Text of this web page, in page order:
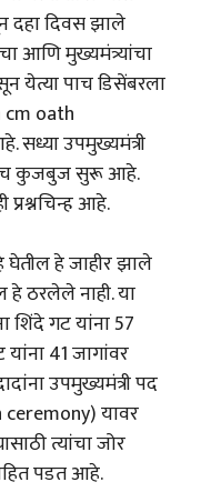
दहा दिवस झाले
आणि मुख्यमंत्र्यांचा
येत्या पाच डिसेंबरला
cm oath
सध्या उपमुख्यमंत्री
कुजबुज सुरू आहे.
आहे.
घेतील हे जाहीर झाले
ठरलेले नाही. या
शिंदे गट यांना 57
यांना 41 जागांवर
उपमुख्यमंत्री पद
यावर
त्यांचा जोर
पडत आहे.